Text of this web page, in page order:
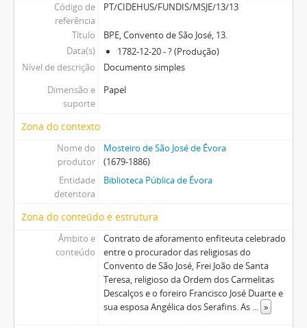
Código de
referência
PT/CIDEHUS/FUNDIS/MSJE/13/13
Título
BPE, Convento de São José, 13.
Data(s)
1782-12-20 - ? (Produção)
Nível de descrição
Documento simples
Dimensão e
suporte
Papel
Zona do contexto
Nome do
produtor
Mosteiro de São José de Évora
(1679-1886)
Entidade
detentora
Biblioteca Pública de Évora
Zona do conteúdo e estrutura
Âmbito e
conteúdo
Contrato de aforamento enfiteuta celebrado
entre o procurador das religiosas do
Convento de São José, Frei João de Santa
Teresa, religioso da Ordem dos Carmelitas
Descalços e o foreiro Francisco José Duarte e
sua esposa Angélica dos Serafins. As ... »